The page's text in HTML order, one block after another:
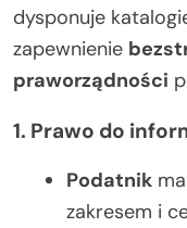
dysponuje
zapewnienie
praworządności
1. Prawo do
Podatnik
zakresem i